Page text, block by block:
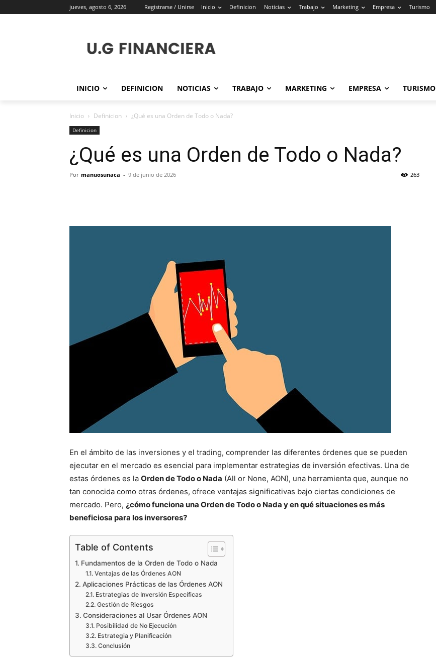
jueves, agosto 6, 2026 Registrarse / Unirse Inicio Definicion Noticias Trabajo Marketing Empresa Turismo
INICIO DEFINICION NOTICIAS TRABAJO MARKETING EMPRESA TURISMO
Inicio Definicion ¿Qué es una Orden de Todo o Nada?
Definicion
¿Qué es una Orden de Todo o Nada?
Por manuosunaca - 9 de junio de 2026 263
En el ámbito de las inversiones y el trading, comprender las diferentes órdenes que se pueden
ejecutar en el mercado es esencial para implementar estrategias de inversión efectivas. Una de
estas órdenes es la Orden de Todo o Nada (All or None, AON), una herramienta que, aunque no
tan conocida como otras órdenes, ofrece ventajas significativas bajo ciertas condiciones de
mercado. Pero, ¿cómo funciona una Orden de Todo o Nada y en qué situaciones es más
beneficiosa para los inversores?
Table of Contents
Fundamentos de la Orden de Todo o Nada
Ventajas de las Órdenes AON
Aplicaciones Prácticas de las Órdenes AON
Estrategias de Inversión Específicas
Gestión de Riesgos
Consideraciones al Usar Órdenes AON
Posibilidad de No Ejecución
Estrategia y Planificación
Conclusión